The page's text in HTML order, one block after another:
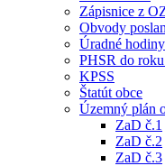
Zápisnice z
Obvody
Úradné hodiny
PHSR do
KPSS
Štatút obce
Územný plán
ZaD č.1
ZaD č.2
ZaD č.3